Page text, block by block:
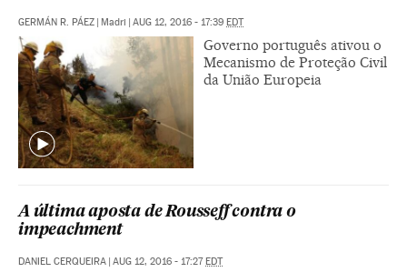
GERMÁN R. PÁEZ | Madri | AUG 12, 2016 - 17:39 EDT
Governo português ativou o
Mecanismo de Proteção Civil
da União Europeia
A última aposta de Rousseff contra o
impeachment
DANIEL CERQUEIRA | AUG 12, 2016 - 17:27EDT